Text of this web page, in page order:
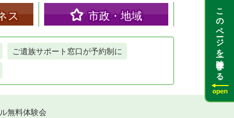
ス 市政・地域
ご遺族サポート窓口が予約制に
無料体験会
このページを一時保存する